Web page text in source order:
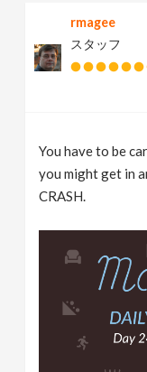
g
rmagee
スタッフ
You have to be
you might get in
CRASH.